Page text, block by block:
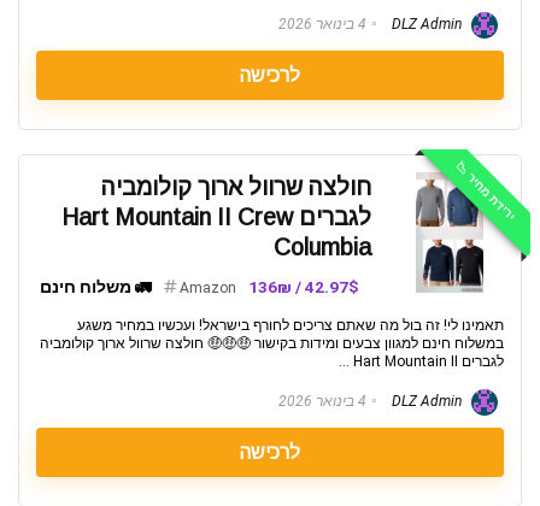
4 בינואר 2026
לרכישה
ירידת מחיר 📉
חולצה שרוול ארוך קולומביה
לגברים Hart Mountain II Crew
Columbia
42.97$ / 136₪
Amazon 🚛 משלוח חינם
תאמינו לי! זה בול מה שאתם צריכים לחורף בישראל! ועכשיו במחיר משגע
במשלוח חינם למגוון צבעים ומידות בקישור 🤑🤑🤑 חולצה שרוול ארוך קולומביה
לגברים Hart Mountain II ...
4 בינואר 2026
לרכישה